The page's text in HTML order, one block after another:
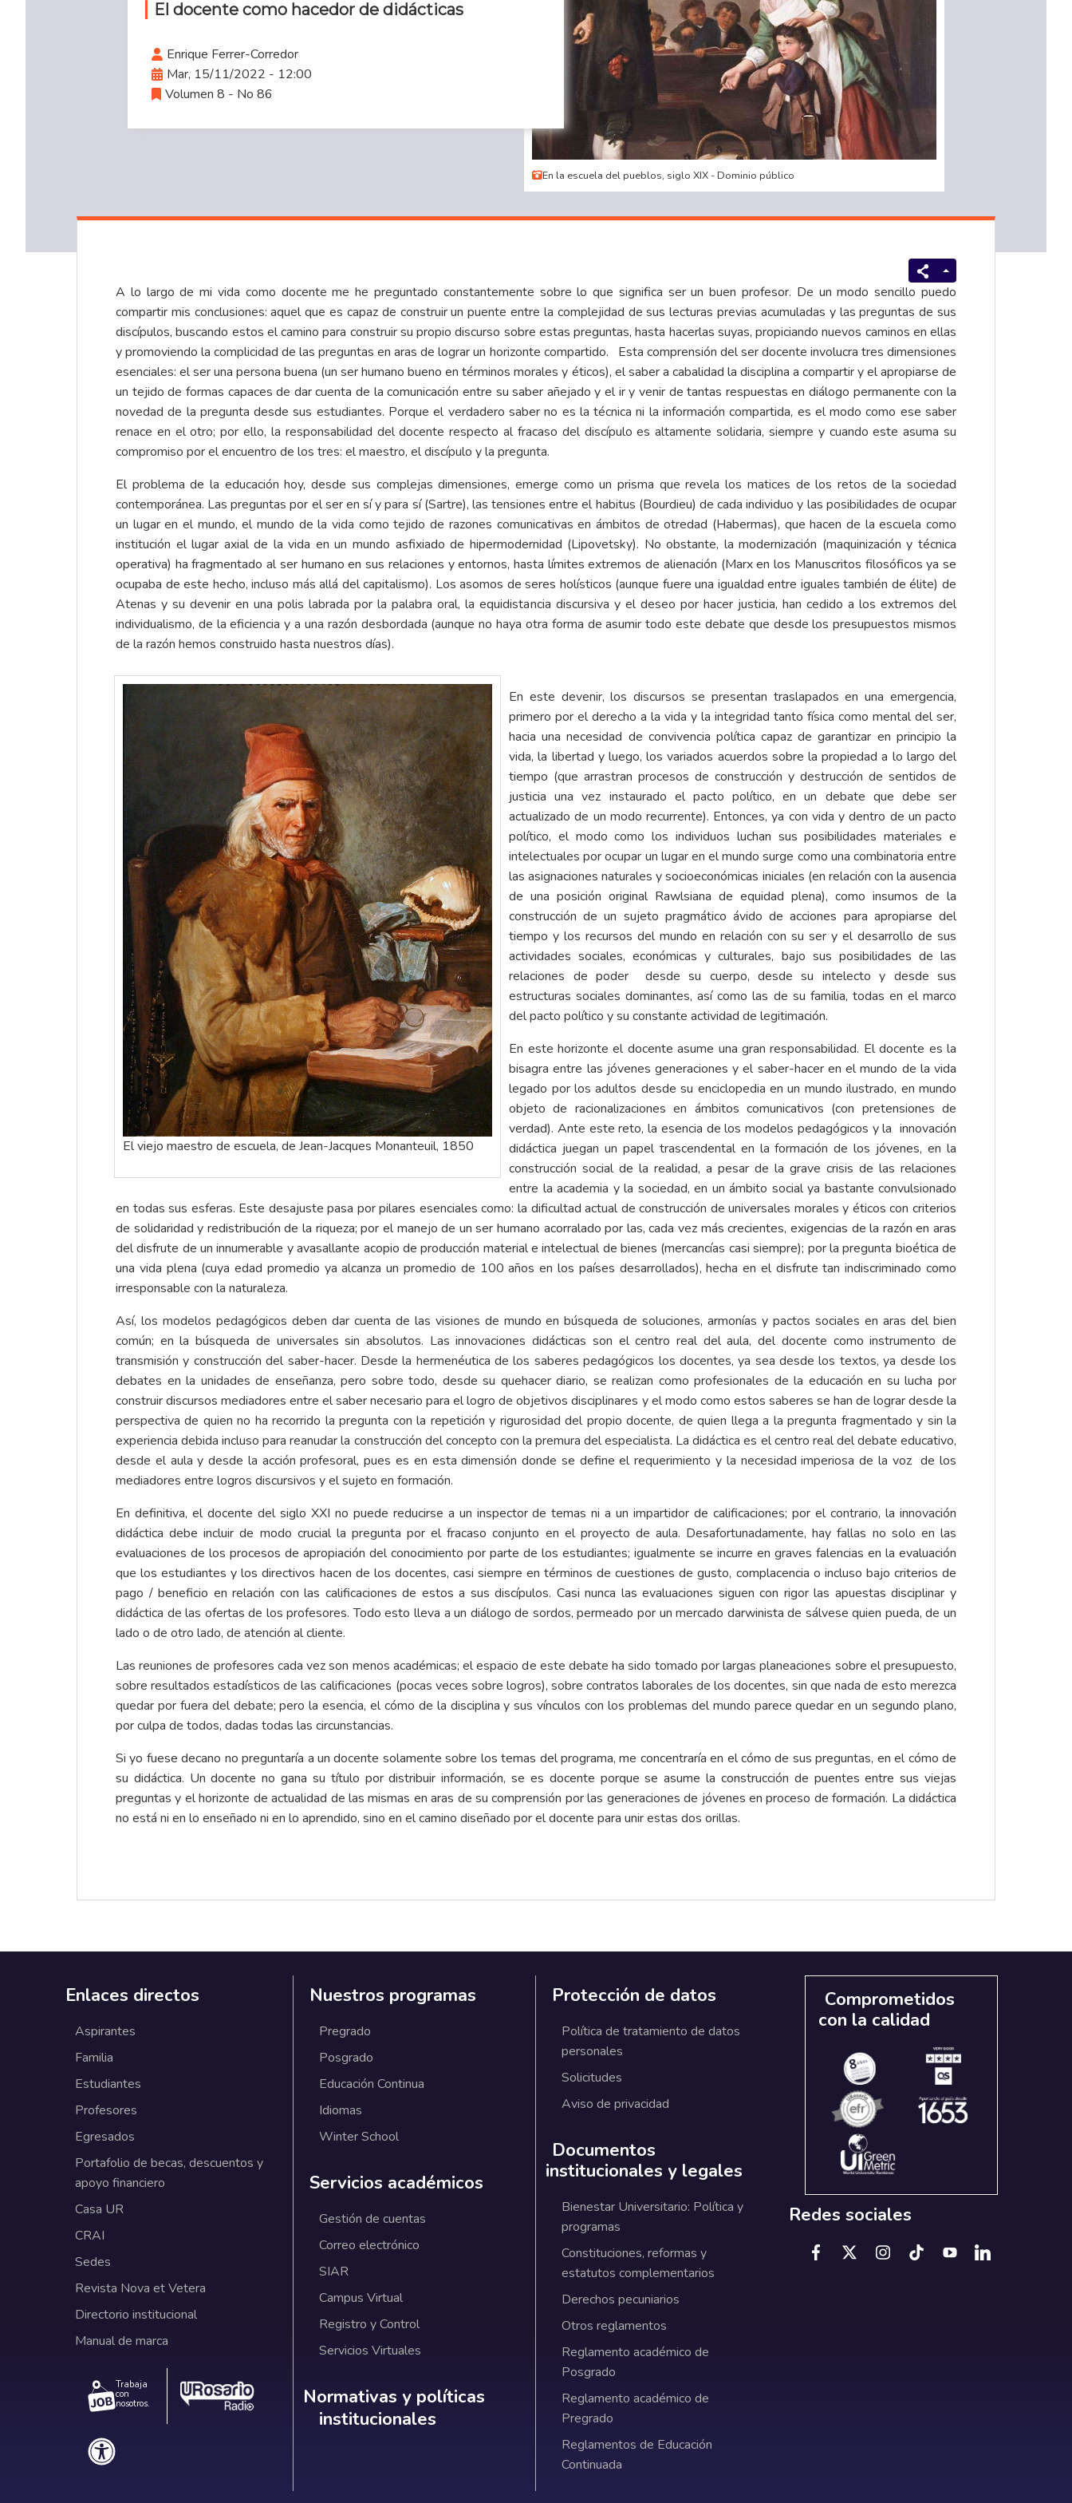
El docente como hacedor de didácticas
Enrique Ferrer-Corredor
Mar, 15/11/2022 - 12:00
Volumen 8 - No 86
En la escuela del pueblos, siglo XIX - Dominio público
A lo largo de mi vida como docente me he preguntado constantemente sobre lo que significa ser un buen profesor. De un modo sencillo puedo
compartir mis conclusiones: aquel que es capaz de construir un puente entre la complejidad de sus lecturas previas acumuladas y las preguntas de sus
discípulos, buscando estos el camino para construir su propio discurso sobre estas preguntas, hasta hacerlas suyas, propiciando nuevos caminos en ellas
y promoviendo la complicidad de las preguntas en aras de lograr un horizonte compartido. Esta comprensión del ser docente involucra tres dimensiones
esenciales: el ser una persona buena (un ser humano bueno en términos morales y éticos), el saber a cabalidad la disciplina a compartir y el apropiarse de
un tejido de formas capaces de dar cuenta de la comunicación entre su saber añejado y el ir y venir de tantas respuestas en diálogo permanente con la
novedad de la pregunta desde sus estudiantes. Porque el verdadero saber no es la técnica ni la información compartida, es el modo como ese saber
renace en el otro; por ello, la responsabilidad del docente respecto al fracaso del discípulo es altamente solidaria, siempre y cuando este asuma su
compromiso por el encuentro de los tres: el maestro, el discípulo y la pregunta.
El problema de la educación hoy, desde sus complejas dimensiones, emerge como un prisma que revela los matices de los retos de la sociedad
contemporánea. Las preguntas por el ser en sí y para sí (Sartre), las tensiones entre el habitus (Bourdieu) de cada individuo y las posibilidades de ocupar
un lugar en el mundo, el mundo de la vida como tejido de razones comunicativas en ámbitos de otredad (Habermas), que hacen de la escuela como
institución el lugar axial de la vida en un mundo asfixiado de hipermodernidad (Lipovetsky). No obstante, la modernización (maquinización y técnica
operativa) ha fragmentado al ser humano en sus relaciones y entornos, hasta límites extremos de alienación (Marx en los Manuscritos filosóficos ya se
ocupaba de este hecho, incluso más allá del capitalismo). Los asomos de seres holísticos (aunque fuere una igualdad entre iguales también de élite) de
Atenas y su devenir en una polis labrada por la palabra oral, la equidistancia discursiva y el deseo por hacer justicia, han cedido a los extremos del
individualismo, de la eficiencia y a una razón desbordada (aunque no haya otra forma de asumir todo este debate que desde los presupuestos mismos
de la razón hemos construido hasta nuestros días).
El viejo maestro de escuela, de Jean-Jacques Monanteuil, 1850
En este devenir, los discursos se presentan traslapados en una emergencia,
primero por el derecho a la vida y la integridad tanto física como mental del ser,
hacia una necesidad de convivencia política capaz de garantizar en principio la
vida, la libertad y luego, los variados acuerdos sobre la propiedad a lo largo del
tiempo (que arrastran procesos de construcción y destrucción de sentidos de
justicia una vez instaurado el pacto político, en un debate que debe ser
actualizado de un modo recurrente). Entonces, ya con vida y dentro de un pacto
político, el modo como los individuos luchan sus posibilidades materiales e
intelectuales por ocupar un lugar en el mundo surge como una combinatoria entre
las asignaciones naturales y socioeconómicas iniciales (en relación con la ausencia
de una posición original Rawlsiana de equidad plena), como insumos de la
construcción de un sujeto pragmático ávido de acciones para apropiarse del
tiempo y los recursos del mundo en relación con su ser y el desarrollo de sus
actividades sociales, económicas y culturales, bajo sus posibilidades de las
relaciones de poder desde su cuerpo, desde su intelecto y desde sus
estructuras sociales dominantes, así como las de su familia, todas en el marco
del pacto político y su constante actividad de legitimación.
En este horizonte el docente asume una gran responsabilidad. El docente es la
bisagra entre las jóvenes generaciones y el saber-hacer en el mundo de la vida
legado por los adultos desde su enciclopedia en un mundo ilustrado, en mundo
objeto de racionalizaciones en ámbitos comunicativos (con pretensiones de
verdad). Ante este reto, la esencia de los modelos pedagógicos y la innovación
didáctica juegan un papel trascendental en la formación de los jóvenes, en la
construcción social de la realidad, a pesar de la grave crisis de las relaciones
entre la academia y la sociedad, en un ámbito social ya bastante convulsionado
en todas sus esferas. Este desajuste pasa por pilares esenciales como: la dificultad actual de construcción de universales morales y éticos con criterios
de solidaridad y redistribución de la riqueza; por el manejo de un ser humano acorralado por las, cada vez más crecientes, exigencias de la razón en aras
del disfrute de un innumerable y avasallante acopio de producción material e intelectual de bienes (mercancías casi siempre); por la pregunta bioética de
una vida plena (cuya edad promedio ya alcanza un promedio de 100 años en los países desarrollados), hecha en el disfrute tan indiscriminado como
irresponsable con la naturaleza.
Así, los modelos pedagógicos deben dar cuenta de las visiones de mundo en búsqueda de soluciones, armonías y pactos sociales en aras del bien
común; en la búsqueda de universales sin absolutos. Las innovaciones didácticas son el centro real del aula, del docente como instrumento de
transmisión y construcción del saber-hacer. Desde la hermenéutica de los saberes pedagógicos los docentes, ya sea desde los textos, ya desde los
debates en la unidades de enseñanza, pero sobre todo, desde su quehacer diario, se realizan como profesionales de la educación en su lucha por
construir discursos mediadores entre el saber necesario para el logro de objetivos disciplinares y el modo como estos saberes se han de lograr desde la
perspectiva de quien no ha recorrido la pregunta con la repetición y rigurosidad del propio docente, de quien llega a la pregunta fragmentado y sin la
experiencia debida incluso para reanudar la construcción del concepto con la premura del especialista. La didáctica es el centro real del debate educativo,
desde el aula y desde la acción profesoral, pues es en esta dimensión donde se define el requerimiento y la necesidad imperiosa de la voz de los
mediadores entre logros discursivos y el sujeto en formación.
En definitiva, el docente del siglo XXI no puede reducirse a un inspector de temas ni a un impartidor de calificaciones; por el contrario, la innovación
didáctica debe incluir de modo crucial la pregunta por el fracaso conjunto en el proyecto de aula. Desafortunadamente, hay fallas no solo en las
evaluaciones de los procesos de apropiación del conocimiento por parte de los estudiantes; igualmente se incurre en graves falencias en la evaluación
que los estudiantes y los directivos hacen de los docentes, casi siempre en términos de cuestiones de gusto, complacencia o incluso bajo criterios de
pago / beneficio en relación con las calificaciones de estos a sus discípulos. Casi nunca las evaluaciones siguen con rigor las apuestas disciplinar y
didáctica de las ofertas de los profesores. Todo esto lleva a un diálogo de sordos, permeado por un mercado darwinista de sálvese quien pueda, de un
lado o de otro lado, de atención al cliente.
Las reuniones de profesores cada vez son menos académicas; el espacio de este debate ha sido tomado por largas planeaciones sobre el presupuesto,
sobre resultados estadísticos de las calificaciones (pocas veces sobre logros), sobre contratos laborales de los docentes, sin que nada de esto merezca
quedar por fuera del debate; pero la esencia, el cómo de la disciplina y sus vínculos con los problemas del mundo parece quedar en un segundo plano,
por culpa de todos, dadas todas las circunstancias.
Si yo fuese decano no preguntaría a un docente solamente sobre los temas del programa, me concentraría en el cómo de sus preguntas, en el cómo de
su didáctica. Un docente no gana su título por distribuir información, se es docente porque se asume la construcción de puentes entre sus viejas
preguntas y el horizonte de actualidad de las mismas en aras de su comprensión por las generaciones de jóvenes en proceso de formación. La didáctica
no está ni en lo enseñado ni en lo aprendido, sino en el camino diseñado por el docente para unir estas dos orillas.
Enlaces directos
Aspirantes
Familia
Estudiantes
Profesores
Egresados
Portafolio de becas, descuentos y
apoyo financiero
Casa UR
CRAI
Sedes
Revista Nova et Vetera
Directorio institucional
Manual de marca
Trabaja
con
nosotros.
Nuestros programas
Pregrado
Posgrado
Educación Continua
Idiomas
Winter School
Servicios académicos
Gestión de cuentas
Correo electrónico
SIAR
Campus Virtual
Registro y Control
Servicios Virtuales
Normativas y políticas institucionales
Normativas y políticas
institucionales
Protección de datos
Política de tratamiento de datos
personales
Solicitudes
Aviso de privacidad
Documentos
institucionales y legales
Bienestar Universitario: Política y
programas
Constituciones, reformas y
estatutos complementarios
Derechos pecuniarios
Otros reglamentos
Reglamento académico de
Posgrado
Reglamento académico de
Pregrado
Reglamentos de Educación
Continuada
Comprometidos
con la calidad
Redes sociales